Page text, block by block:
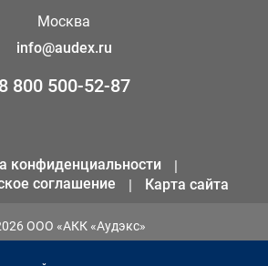
Москва
info@audex.ru
8 800 500-52-87
конфиденциальности
соглашение
Карта сайта
ООО «АКК «Аудэкс»
ИНН 1655301258